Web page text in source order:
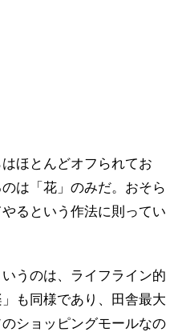
ほとんどオフられてお
は「花」のみだ。おそら
るという作法に則ってい
うのは、ライフライン的
も同様であり、田舎最大
ショッピングモールなの